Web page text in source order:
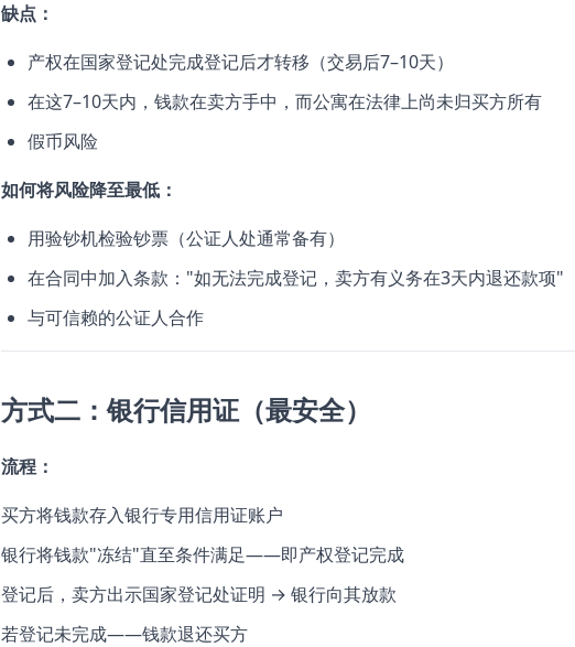
缺点：
产权在国家登记处完成登记后才转移（交易后7–10天）
在这7–10天内，钱款在卖方手中，而公寓在法律上尚未归买方所有
假币风险
如何将风险降至最低：
用验钞机检验钞票（公证人处通常备有）
在合同中加入条款："如无法完成登记，卖方有义务在3天内退还款项"
与可信赖的公证人合作
方式二：银行信用证（最安全）
流程：
买方将钱款存入银行专用信用证账户
银行将钱款"冻结"直至条件满足——即产权登记完成
登记后，卖方出示国家登记处证明 → 银行向其放款
若登记未完成——钱款退还买方